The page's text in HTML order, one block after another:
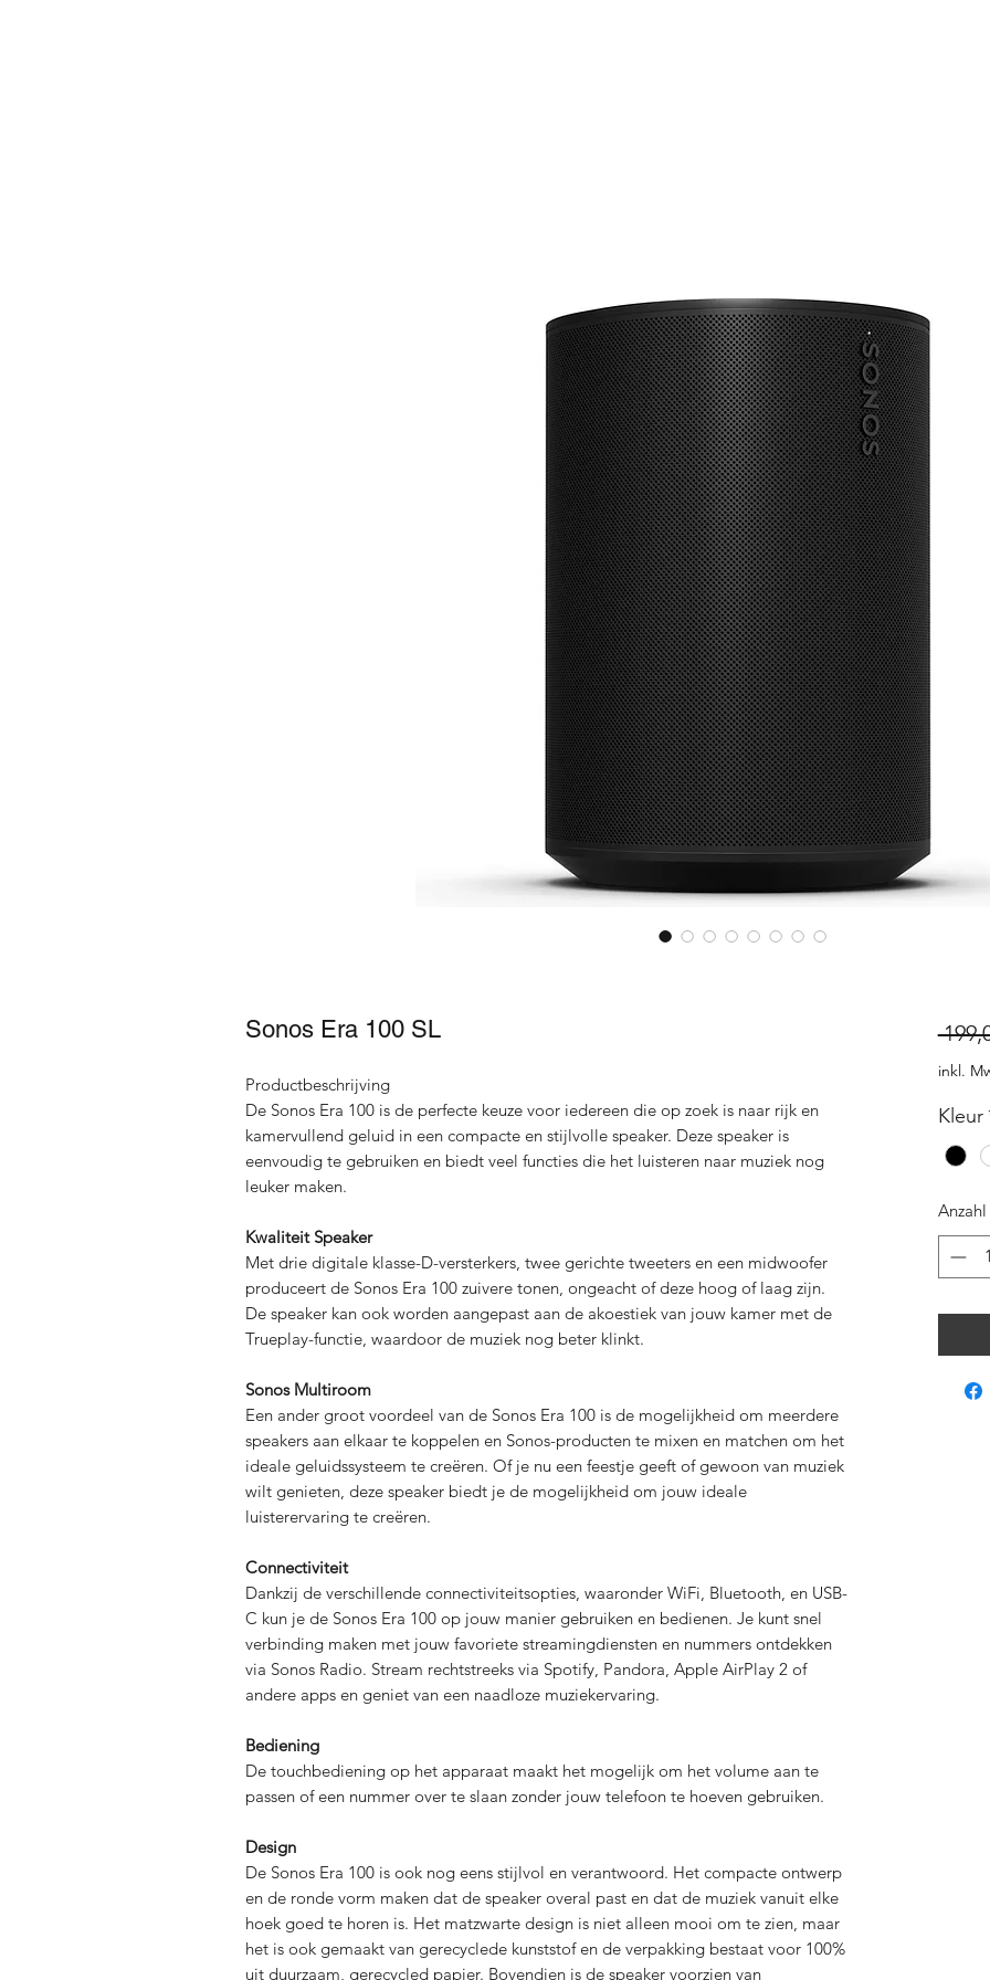
Sonos Era 100 SL
Productbeschrijving
De Sonos Era 100 is de perfecte keuze voor iedereen die op zoek is naar rijk en
kamervullend geluid in een compacte en stijlvolle speaker. Deze speaker is
eenvoudig te gebruiken en biedt veel functies die het luisteren naar muziek nog
leuker maken.
Kwaliteit Speaker
Met drie digitale klasse-D-versterkers, twee gerichte tweeters en een midwoofer
produceert de Sonos Era 100 zuivere tonen, ongeacht of deze hoog of laag zijn.
De speaker kan ook worden aangepast aan de akoestiek van jouw kamer met de
Trueplay-functie, waardoor de muziek nog beter klinkt.
Sonos Multiroom
Een ander groot voordeel van de Sonos Era 100 is de mogelijkheid om meerdere
speakers aan elkaar te koppelen en Sonos-producten te mixen en matchen om het
ideale geluidssysteem te creëren. Of je nu een feestje geeft of gewoon van muziek
wilt genieten, deze speaker biedt je de mogelijkheid om jouw ideale
luisterervaring te creëren.
Connectiviteit
Dankzij de verschillende connectiviteitsopties, waaronder WiFi, Bluetooth, en USB-
C kun je de Sonos Era 100 op jouw manier gebruiken en bedienen. Je kunt snel
verbinding maken met jouw favoriete streamingdiensten en nummers ontdekken
via Sonos Radio. Stream rechtstreeks via Spotify, Pandora, Apple AirPlay 2 of
andere apps en geniet van een naadloze muziekervaring.
Bediening
De touchbediening op het apparaat maakt het mogelijk om het volume aan te
passen of een nummer over te slaan zonder jouw telefoon te hoeven gebruiken.
Design
De Sonos Era 100 is ook nog eens stijlvol en verantwoord. Het compacte ontwerp
en de ronde vorm maken dat de speaker overal past en dat de muziek vanuit elke
hoek goed te horen is. Het matzwarte design is niet alleen mooi om te zien, maar
het is ook gemaakt van gerecyclede kunststof en de verpakking bestaat voor 100%
uit duurzaam, gerecycled papier. Bovendien is de speaker voorzien van
inkl.
Kleur
Anzahl